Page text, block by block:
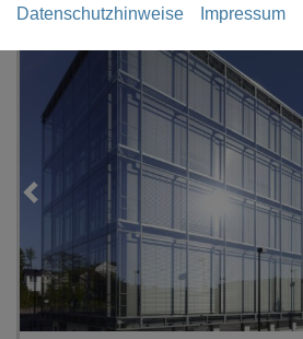
Datenschutzhinweise Impressum